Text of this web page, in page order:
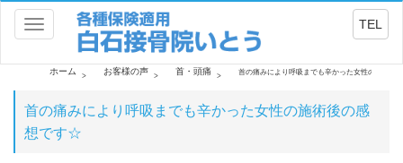
Toggle
navigation
TEL
ホーム お客様の声 首・頭痛 首の痛みにより呼吸までも辛かった女性の施術後
首の痛みにより呼吸までも辛かった女性の施術後の感
想です☆